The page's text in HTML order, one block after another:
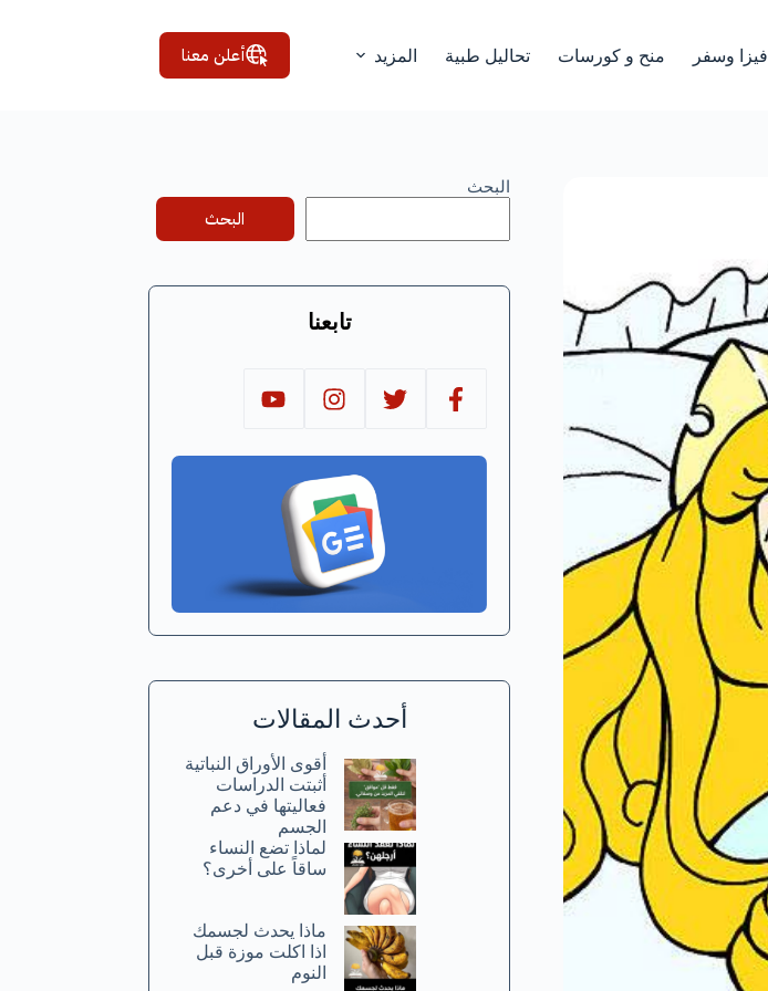
فيزا وسفر منح و كورسات تحاليل طبية المزيد أعلن معنا
البحث
البحث
تابعنا
أحدث المقالات
أقوى الأوراق النباتية
أثبتت الدراسات
فعاليتها في دعم
الجسم
لماذا تضع النساء
ساقاً على أخرى؟
ماذا يحدث لجسمك
اذا اكلت موزة قبل
النوم